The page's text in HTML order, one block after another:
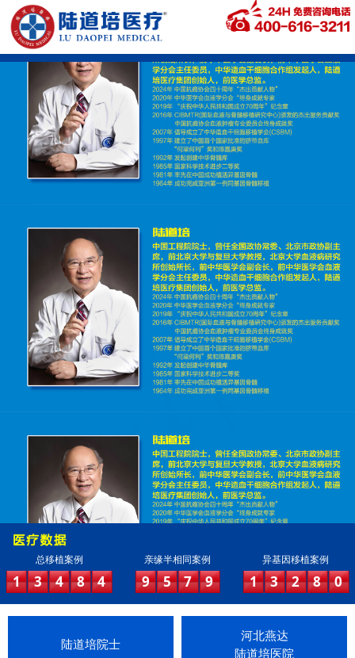
总移植案例
1 3 4 8 4
亲缘半相同案例
9 5 7 9
异基因移植案例
1 3 2 8 0
陆道培院士
河北燕达
陆道培医院